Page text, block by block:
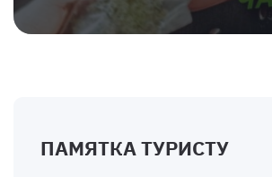
ПАМЯТКА ТУРИСТУ